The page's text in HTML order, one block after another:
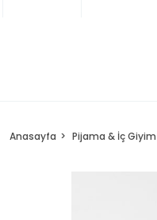
Anasayfa Pijama & İç Giyim